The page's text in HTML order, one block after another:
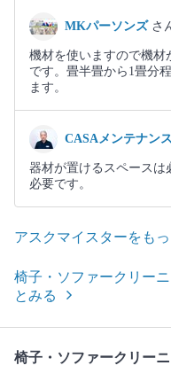
MKパーソンズ さ
機材を使いますので機材
です。畳半畳から1畳分
ます。
CASAメンテナン
器材が置けるスペースは
必要です。
アスクマイスターをも
椅子・ソファークリー
とみる
椅子・ソファークリー